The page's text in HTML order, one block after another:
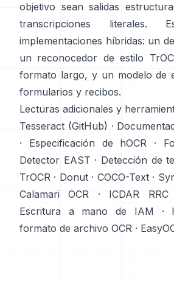
objetivo sean salidas
transcripciones literales.
implementaciones híbridas: un
un reconocedor de estilo
formato largo, y un modelo de
formularios y recibos.
Lecturas adicionales y
Tesseract (GitHub) ·
· Especificación de hOCR ·
Detector EAST · Detección de
TrOCR · Donut· COCO-Text·
Calamari OCR · ICDAR RRC
Escritura a mano de IAM ·
formato de archivo OCR ·